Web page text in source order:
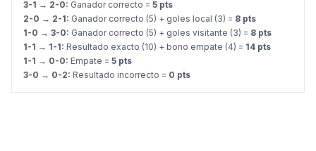
3-1 → 2-0: Ganador correcto = 5 pts
2-0 → 2-1: Ganador correcto (5) + goles local (3) = 8 pts
1-0 → 3-0: Ganador correcto (5) + goles visitante (3) = 8 pts
1-1 → 1-1: Resultado exacto (10) + bono empate (4) = 14 pts
1-1 → 0-0: Empate = 5 pts
3-0 → 0-2: Resultado incorrecto = 0 pts